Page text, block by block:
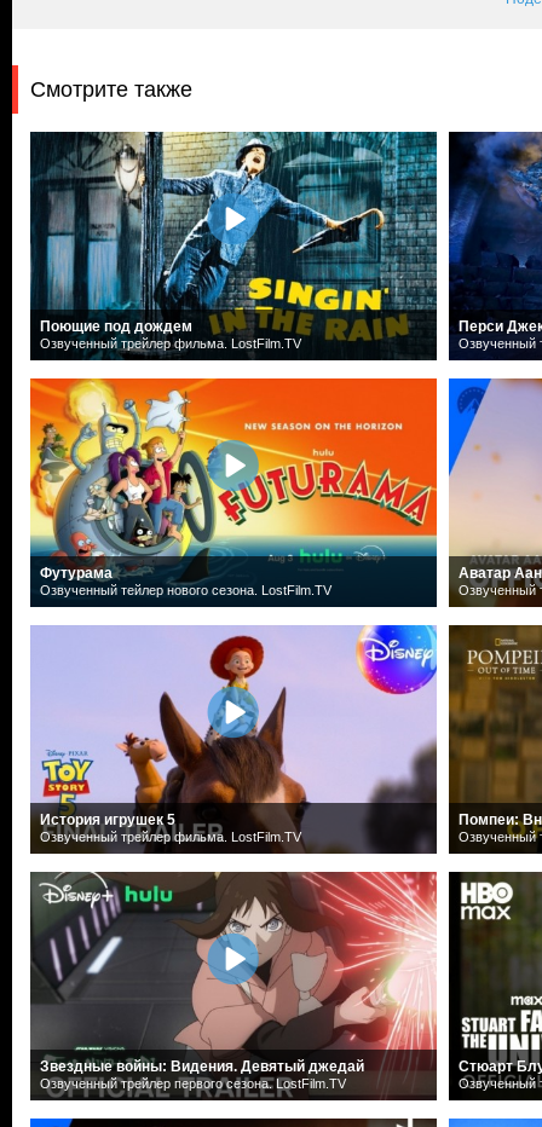
Смотрите также
Поющие под дождем
Озвученный трейлер фильма. LostFilm.TV
Футурама
Озвученный тейлер нового сезона. LostFilm.TV
История игрушек 5
Озвученный трейлер фильма. LostFilm.TV
Звездные войны: Видения. Девятый джедай
Озвученный трейлер первого сезона. LostFilm.TV
Перси
Озвученный
Аватар
Озвученный
Помпеи:
Озвученный
Стюарт
Озвученный